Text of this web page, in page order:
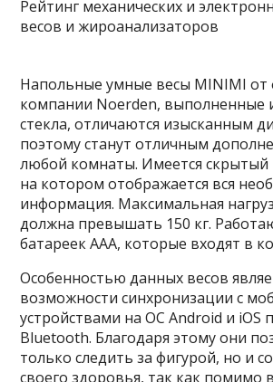
Напольные умные весы MINIMI от
компании Noerden, выполненные
стекла, отличаются изысканным
поэтому станут отличным
любой комнаты. Имеется скрытый
на котором отображается вся
информация. Максимальная
должна превышать 150 кг.
батареек ААА, которые входят в
Особенностью данных весов
возможности синхронизации с
устройствами на ОС Android и iOS
Bluetooth. Благодаря этому они
только следить за фигурой, но и
своего здоровья, так как помимо